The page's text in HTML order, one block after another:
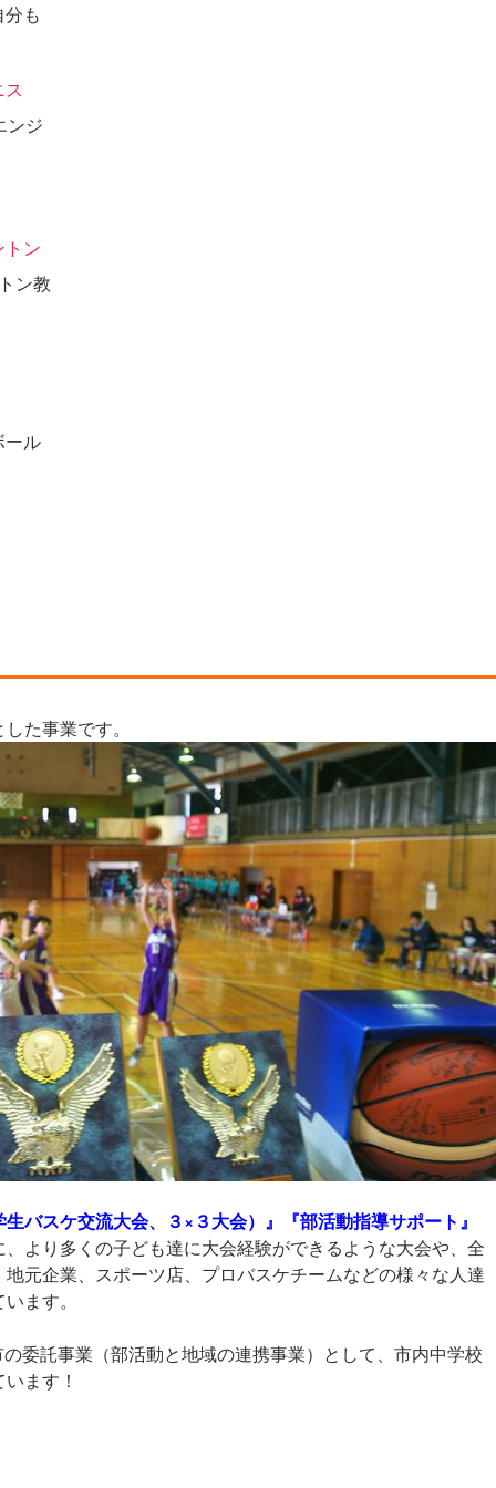
も
ンジ
ン
ン教
ール
た事業です。
バスケ交流大会、３×３大会）』『部活動指導サポート』
より多くの子ども達に大会経験ができるような大会や、全
元企業、スポーツ店、プロバスケチームなどの様々な人達
ます。
委託事業（部活動と地域の連携事業）として、市内中学校
ます！